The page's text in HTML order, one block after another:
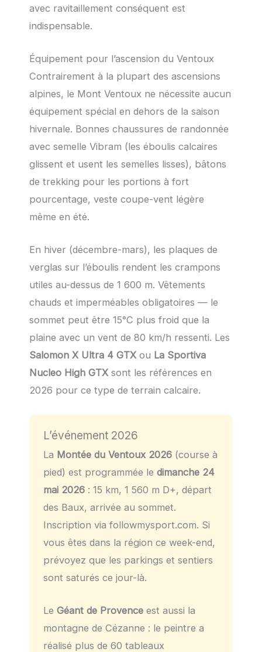
avec ravitaillement conséquent est
indispensable.
Équipement pour l’ascension du Ventoux
Contrairement à la plupart des ascensions
alpines, le Mont Ventoux ne nécessite aucun
équipement spécial en dehors de la saison
hivernale. Bonnes chaussures de randonnée
avec semelle Vibram (les éboulis calcaires
glissent et usent les semelles lisses), bâtons
de trekking pour les portions à fort
pourcentage, veste coupe-vent légère
même en été.
En hiver (décembre-mars), les plaques de
verglas sur l’éboulis rendent les crampons
utiles au-dessus de 1 600 m. Vêtements
chauds et imperméables obligatoires — le
sommet peut être 15°C plus froid que la
plaine avec un vent de 80 km/h ressenti. Les
Salomon X Ultra 4 GTXou La Sportiva
Nucleo High GTXsont les références en
2026 pour ce type de terrain calcaire.
L’événement 2026
La Montée du Ventoux 2026 (course à
pied) est programmée le dimanche 24
mai 2026 : 15 km, 1 560 m D+, départ
des Baux, arrivée au sommet.
Inscription via followmysport.com. Si
vous êtes dans la région ce week-end,
prévoyez que les parkings et sentiers
sont saturés ce jour-là.
Le Géant de Provence est aussi la
montagne de Cézanne : le peintre a
réalisé plus de 60 tableaux